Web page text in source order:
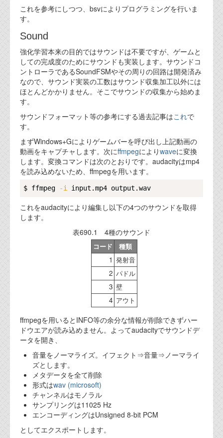
外部投稿記事
技術文書
ご希望の方は、お問い合わせページから
資料閲覧パスワードをお問い合わせ頂き
ログインをお願い致します。アカウント
名は"opendocument"です。
オンラインショップ
FAQ
これを参考にしつつ、bsvによりプログラミングを行いま
す。
Sound
強化学習本来の目的ではサウンドは不要ですが、ゲームと
しての完成度のためにサウンドも実装します。サウンドコ
ントローラであるSoundFSMやその周りの回路は開発済み
なので、サウンド実装の工数はサウンド収集加工以外には
ほとんどかかりません。そこでサウンドの収集から始めま
す。
サウンドフォーマット等の参考にする過去記事はこれで
す。
まずWindows+Gによりゲームバーを呼び出し上記動画の
動画をキャプチャします。次にffmpegによりwaveに変換
します。変換コマンドは次のとおりです。audacityはmp4
を読み込めないため、ffmpegを用います。
$ ffmpeg -i
これをaudacityにより編集し以下の4つのサウンドを取得
します。
表690.1 4種のサウンド
コード
種類
1 発射音
2 パドル
3 壁
4 アウト
ffmpegを用いるとINFO等の余分な情報が削除できずハー
ドウエアが読み込めません。よってaudacityでサウンドデ
ータを開き、
音量をノーマライズ。イフェクト⇒音量⇒ノーマライ
ズとします。
メタデータを全て削除
形式はwav (microsoft)
チャンネルはモノラル
サンプリングは11025 Hz
エンコーディングはUnsigned 8-bit PCM
としてエクスポートします。